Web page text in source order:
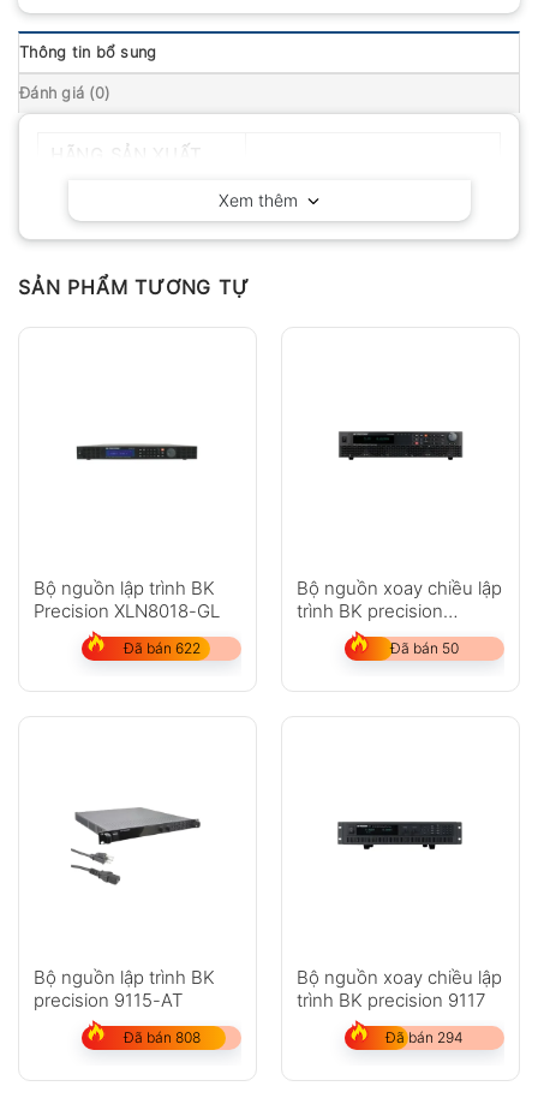
Thông tin bổ sung
Đánh giá (0)
Xem thêm
SẢN PHẨM TƯƠNG TỰ
Bộ nguồn lập trình BK
Precision XLN8018-GL
Đã bán 622
Bộ nguồn xoay chiều lập
trình BK precision
PVS10005
Đã bán 50
Bộ nguồn lập trình BK
precision 9115-AT
Đã bán 808
Bộ nguồn xoay chiều lập
trình BK precision 9117
Đã bán 294